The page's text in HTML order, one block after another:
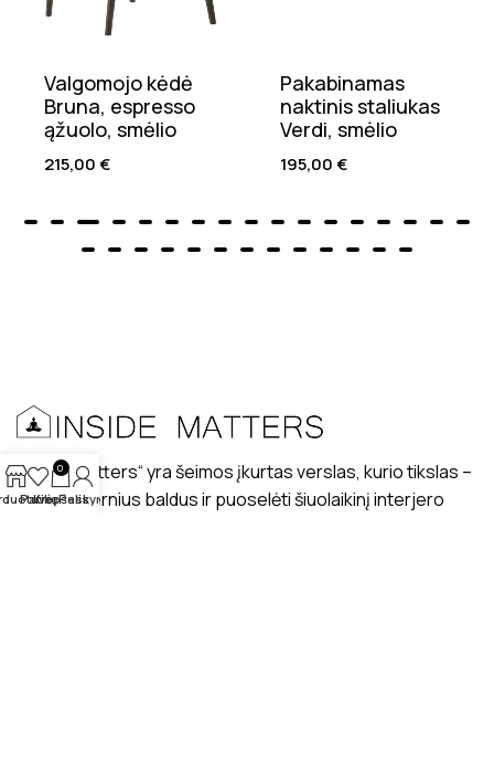
Valgomojo kėdė
Bruna, espresso
ąžuolo, smėlio
215,00€
Pakabinamas
naktinis staliukas
Verdi, smėlio
195,00€
„Inside matters“ yra šeimos įkurtas verslas, kurio tikslas –
kurti modernius baldus ir puoselėti šiuolaikinį interjero
Patikę
0
Krepšelis
Paskyra